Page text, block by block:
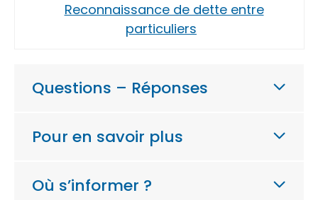
Reconnaissance de dette entre
particuliers
Questions – Réponses
Pour en savoir plus
Où s’informer ?